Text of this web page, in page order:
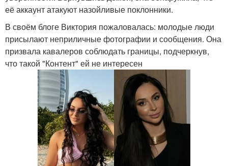
её аккаунт атакуют назойливые поклонники.
В своём блоге Виктория пожаловалась: молодые люди
присылают неприличные фотографии и сообщения. Она
призвала кавалеров соблюдать границы, подчеркнув,
что такой "Контент" ей не интересен